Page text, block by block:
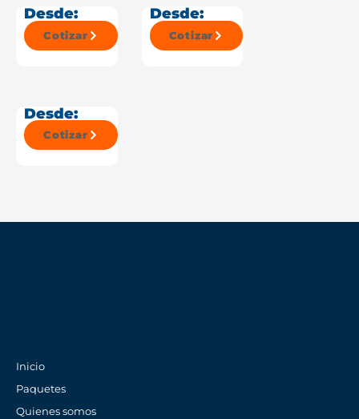
Desde:
Cotizar
Desde:
Cotizar
Desde:
Cotizar
Inicio
Paquetes
Quienes somos